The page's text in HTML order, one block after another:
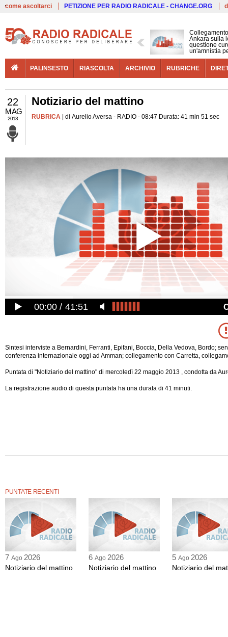
come ascoltarci PETIZIONE PER RADIO RADICALE - CHANGE.ORG
Ankara sulla
questione
un'amnistia
PALINSESTO RIASCOLTA ARCHIVIO RUBRICHE
22
MAG
2013
Notiziario del mattino
RUBRICA | di Aurelio Aversa - RADIO - 08:47 Durata: 41 min 51 sec
00:00 41:51
Sintesi interviste a Bernardini, Ferranti, Epifani, Boccia, Della Vedova, Bordo;
conferenza internazionale oggi ad Amman; collegamento con Carretta,
Puntata di "Notiziario del mattino" di mercoledì 22 maggio 2013 , condotta da
La registrazione audio di questa puntata ha una durata di 41 minuti.
PUNTATE RECENTI
7 Ago 2026
Notiziario del mattino
6 Ago 2026
Notiziario del mattino
5 Ago 2026
Notiziario del